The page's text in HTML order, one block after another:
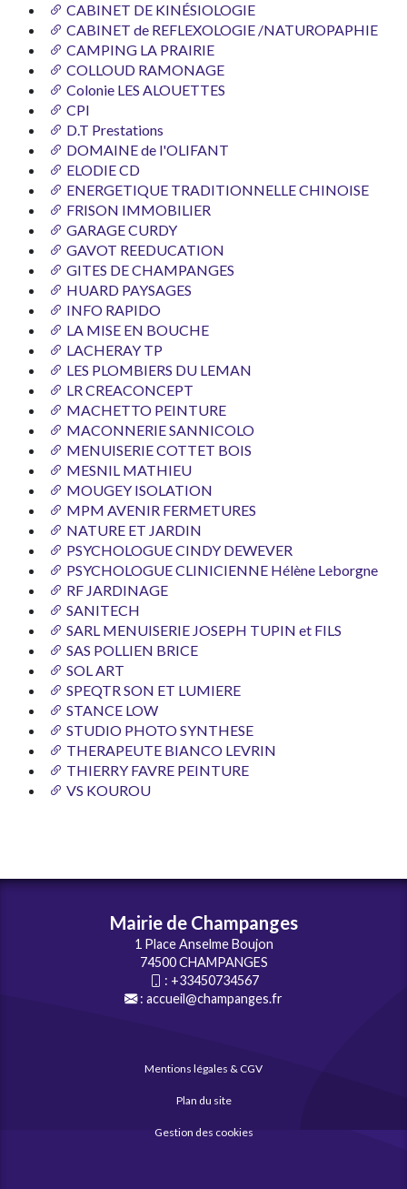
CABINET DE KINÉSIOLOGIE
CABINET de REFLEXOLOGIE /NATUROPAPHIE
CAMPING LA PRAIRIE
COLLOUD RAMONAGE
Colonie LES ALOUETTES
CPI
D.T Prestations
DOMAINE de l'OLIFANT
ELODIE CD
ENERGETIQUE TRADITIONNELLE CHINOISE
FRISON IMMOBILIER
GARAGE CURDY
GAVOT REEDUCATION
GITES DE CHAMPANGES
HUARD PAYSAGES
INFO RAPIDO
LA MISE EN BOUCHE
LACHERAY TP
LES PLOMBIERS DU LEMAN
LR CREACONCEPT
MACHETTO PEINTURE
MACONNERIE SANNICOLO
MENUISERIE COTTET BOIS
MESNIL MATHIEU
MOUGEY ISOLATION
MPM AVENIR FERMETURES
NATURE ET JARDIN
PSYCHOLOGUE CINDY DEWEVER
PSYCHOLOGUE CLINICIENNE Hélène Leborgne
RF JARDINAGE
SANITECH
SARL MENUISERIE JOSEPH TUPIN et FILS
SAS POLLIEN BRICE
SOL ART
SPEQTR SON ET LUMIERE
STANCE LOW
STUDIO PHOTO SYNTHESE
THERAPEUTE BIANCO LEVRIN
THIERRY FAVRE PEINTURE
VS KOUROU
Mairie de Champanges
1 Place Anselme Boujon
74500 CHAMPANGES
: +33450734567
: accueil@champanges.fr
Mentions légales & CGV
Plan du site
Gestion des cookies